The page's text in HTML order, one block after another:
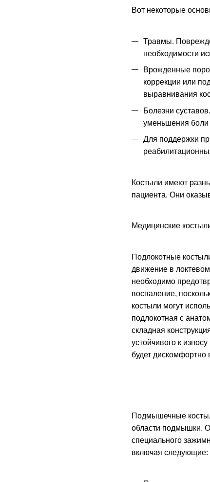
Вот некоторые
Травмы.
необходимости
Врожденные
коррекции или
выравнивания
Болезни
уменьшения боли
Для поддержки
Костыли имеют
пациента. Они
Медицинские
Подлокотные
движение в
необходимо
воспаление,
костыли могут
подлокотная с
складная
устойчивого к
будет дискомфортно
Подмышечные
области подмышки.
специального
включая следующие: